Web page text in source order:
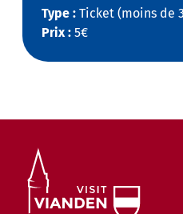
Type : Ticket (moins de
Prix : 5€